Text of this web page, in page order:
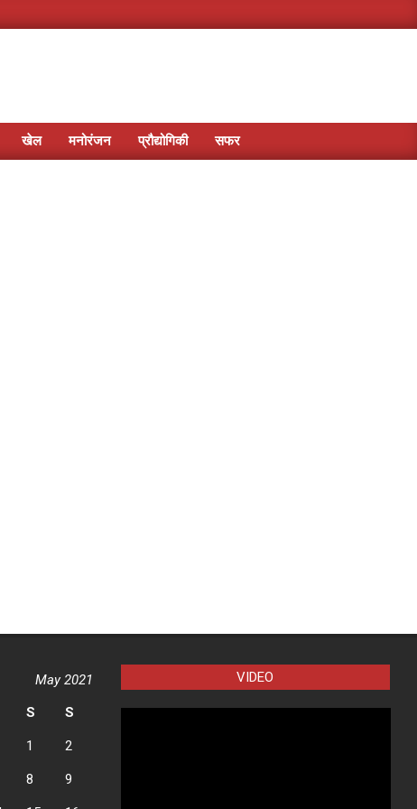
खेल मनोरंजन प्रौद्योगिकी सफर
May 2021
S S
1 2
8 9
VIDEO